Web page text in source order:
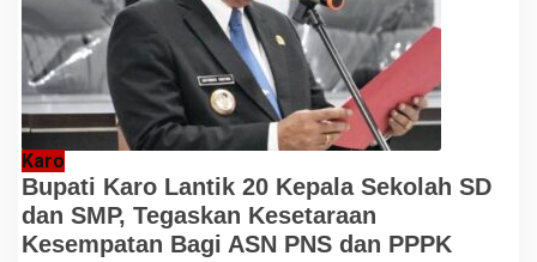
Karo
Bupati Karo Lantik 20 Kepala Sekolah SD
dan SMP, Tegaskan Kesetaraan
Kesempatan Bagi ASN PNS dan PPPK